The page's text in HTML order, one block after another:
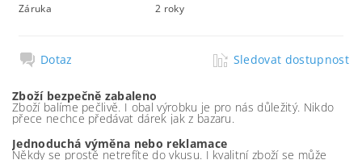
Záruka 2 roky
Dotaz Sledovat dostupnost
Zboží bezpečně zabaleno
Zboží balíme pečlivě. I obal výrobku je pro nás důležitý. Nikdo
přece nechce předávat dárek jak z bazaru.
Jednoduchá výměna nebo reklamace
Někdy se prostě netrefíte do vkusu. I kvalitní zboží se může